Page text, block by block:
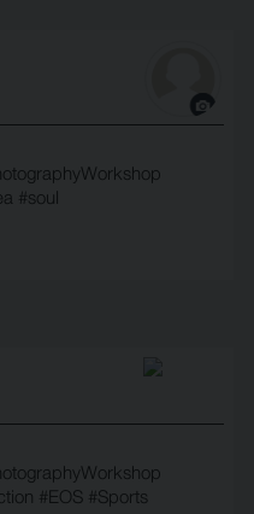
#soul
#EOS #Sports